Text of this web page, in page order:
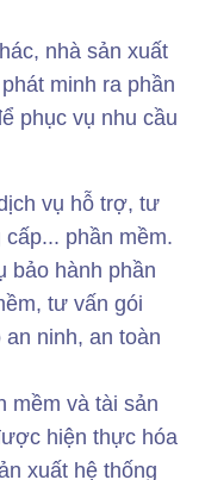
nhà sản xuất
minh ra phần
phục vụ nhu cầu
vụ hỗ trợ, tư
phần mềm.
bảo hành phần
tư vấn gói
ninh, an toàn
mềm và tài sản
hiện thực hóa
xuất hệ thống